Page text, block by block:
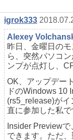
igrok333
Alexey
昨日、金曜日の
ら、突然パソコ
ンプが点灯し、
OK、アップデー
ドのWindows 10
(rs5_release)が
直に参加した私で
Insider Preview
できます。ただ